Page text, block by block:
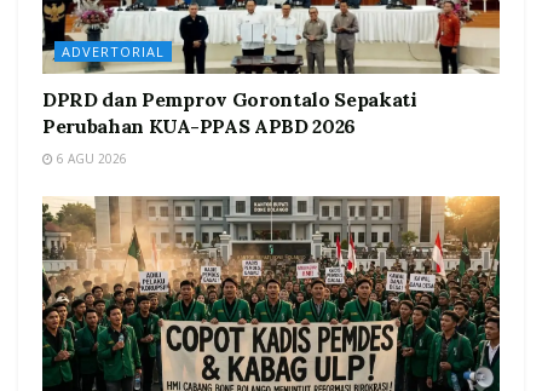
ADVERTORIAL
DPRD dan Pemprov Gorontalo Sepakati
Perubahan KUA-PPAS APBD 2026
6 AGU 2026